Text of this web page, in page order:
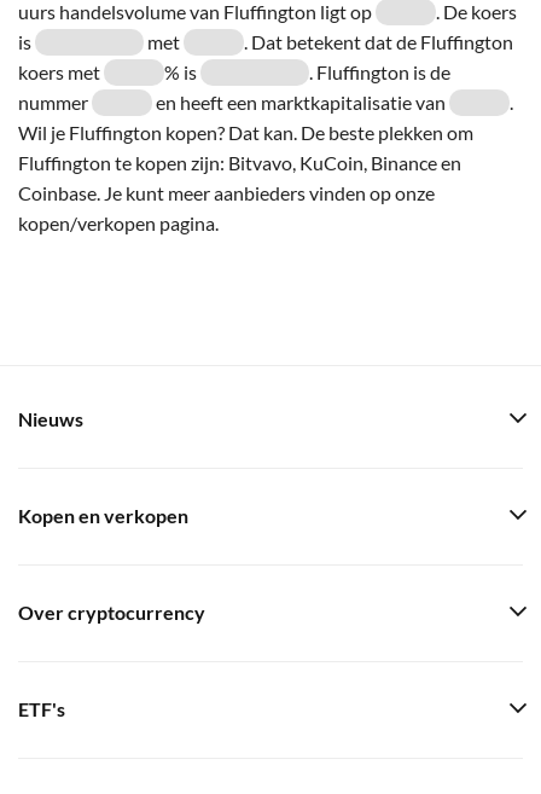
uurs handelsvolume van Fluffington ligt op
. De koers
is
met
. Dat betekent dat de Fluffington
koers met
% is
. Fluffington is de
nummer
en heeft een marktkapitalisatie van
.
Wil je Fluffington kopen? Dat kan. De beste plekken om
Fluffington te kopen zijn: Bitvavo, KuCoin, Binance en
Coinbase. Je kunt meer aanbieders vinden op onze
kopen/verkopen pagina.
Nieuws
Kopen en verkopen
Over cryptocurrency
ETF's